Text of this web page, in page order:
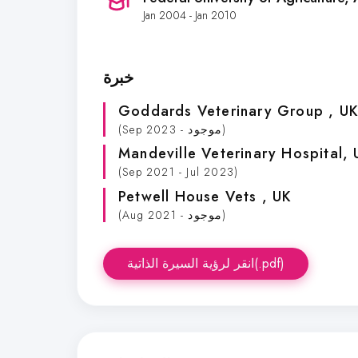
Jan 2004 - Jan 2010
خبرة
Goddards Veterinary Group ,
(Sep 2023 - موجود)
Mandeville Veterinary Hospital,
(Sep 2021 - Jul 2023)
Petwell House Vets , UK
(Aug 2021 - موجود)
انقر لرؤية السيرة الذاتية(.pdf)